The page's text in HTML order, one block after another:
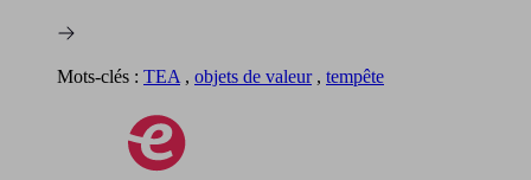
Mots-clés : TEA , objets de valeur, tempête